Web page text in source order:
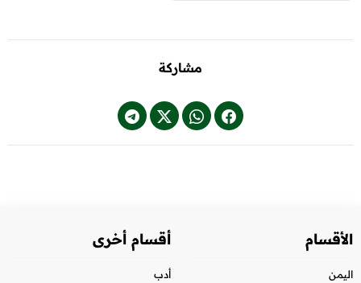
مشاركة
الأقسام
اليمن
أقسام أخرى
أدب